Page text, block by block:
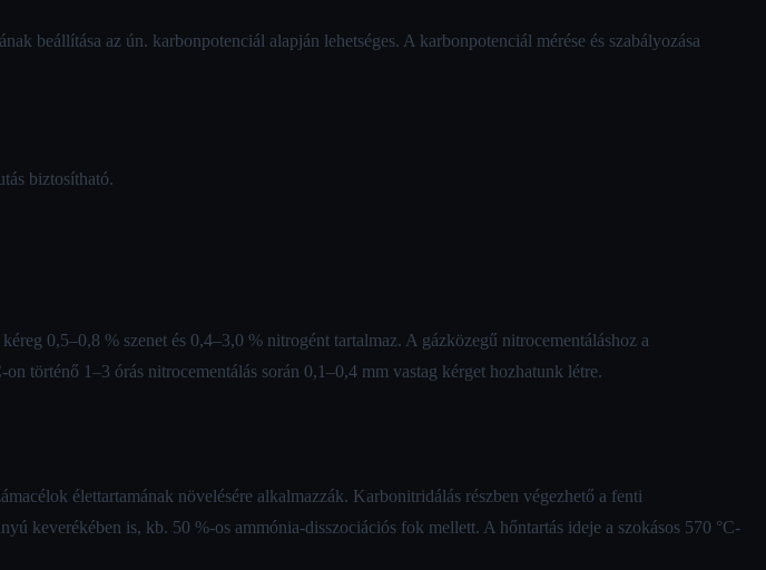
beállítása az ún. karbonpotenciál alapján lehetséges. A karbonpotenciál mérése és szabályozása
biztosítható.
0,5–0,8 % szenet és 0,4–3,0 % nitrogént tartalmaz. A gázközegű nitrocementáláshoz a
történő 1–3 órás nitrocementálás során 0,1–0,4 mm vastag kérget hozhatunk létre.
élettartamának növelésére alkalmazzák. Karbonitridálás részben végezhető a fenti
keverékében is, kb. 50 %-os ammónia-disszociációs fok mellett. A hőntartás ideje a szokásos 570 °C-